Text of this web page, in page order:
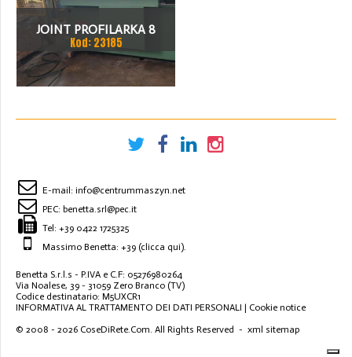
JOINT PROFILARKA 8
STACJI
Kod: 23185
E-mail: info@centrummaszyn.net
PEC: benetta.srl@pec.it
Tel: +39 0422 1725325
Massimo Benetta: +39 (clicca qui).
Benetta S.r.l.s - P.IVA e C.F: 05276980264
Via Noalese, 39 - 31059 Zero Branco (TV)
Codice destinatario: M5UXCR1
INFORMATIVA AL TRATTAMENTO DEI DATI PERSONALI | Cookie notice
© 2008 - 2026 CoseDiRete.Com. All Rights Reserved - xml sitemap